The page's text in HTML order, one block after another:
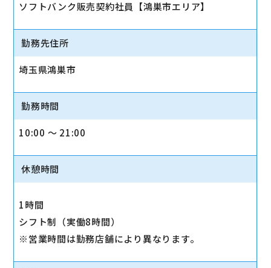
ソフトバンク販売契約社員【鴻巣市エリア】
勤務先住所
埼玉県鴻巣市
勤務時間
10:00 〜 21:00
休憩時間
1時間
シフト制（実働8時間）
※営業時間は勤務店舗により異なります。